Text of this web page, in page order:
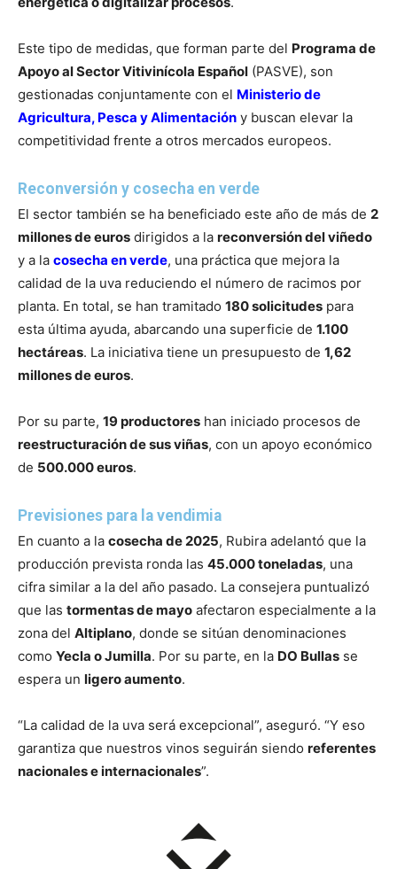
Este tipo de medidas, que forman parte del Programa de
Apoyo al Sector Vitivinícola Español (PASVE), son
gestionadas conjuntamente con el Ministerio de
Agricultura, Pesca y Alimentación y buscan elevar la
competitividad frente a otros mercados europeos.
Reconversión y cosecha en verde
El sector también se ha beneficiado este año de más de 2
millones de euros dirigidos a la reconversión del viñedo
y a la cosecha en verde, una práctica que mejora la
calidad de la uva reduciendo el número de racimos por
planta. En total, se han tramitado 180 solicitudes para
esta última ayuda, abarcando una superficie de 1.100
hectáreas. La iniciativa tiene un presupuesto de 1,62
millones de euros.
Por su parte, 19 productores han iniciado procesos de
reestructuración de sus viñas, con un apoyo económico
de 500.000 euros.
Previsiones para la vendimia
En cuanto a la cosecha de 2025, Rubira adelantó que la
producción prevista ronda las 45.000 toneladas, una
cifra similar a la del año pasado. La consejera puntualizó
que las tormentas de mayo afectaron especialmente a la
zona del Altiplano, donde se sitúan denominaciones
como Yecla o Jumilla. Por su parte, en la DO Bullas se
espera un ligero aumento.
“La calidad de la uva será excepcional”, aseguró. “Y eso
garantiza que nuestros vinos seguirán siendo referentes
nacionales e internacionales”.